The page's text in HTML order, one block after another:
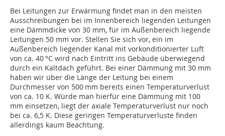
Bei Leitungen zur Erwärmung findet man in den meisten
Ausschreibungen bei im Innenbereich liegenden Leitungen
eine Dämmdicke von 30 mm, für im Außenbereich liegende
Leitungen 50 mm vor. Stellen Sie sich vor, ein im
Außenbereich liegender Kanal mit vorkonditionierter Luft
von ca. 40 °C wird nach Eintritt ins Gebäude überwiegend
durch ein Kaltdach geführt. Bei einer Dämmung mit 30 mm
haben wir über die Länge der Leitung bei einem
Durchmesser von 500 mm bereits einen Temperaturverlust
von ca. 10 K. Würde man hierfür eine Dämmung mit 100
mm einsetzen, liegt der axiale Temperaturverlust nur noch
bei ca. 6,5 K. Diese geringen Temperaturverluste finden
allerdings kaum Beachtung.